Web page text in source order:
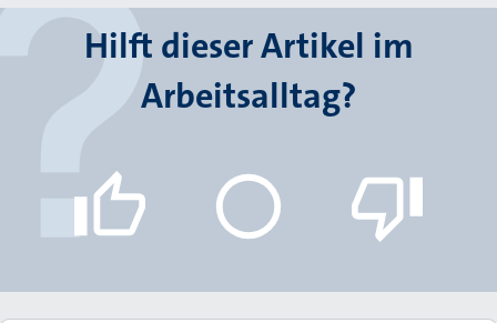
Hilft dieser Artikel im
Arbeitsalltag?